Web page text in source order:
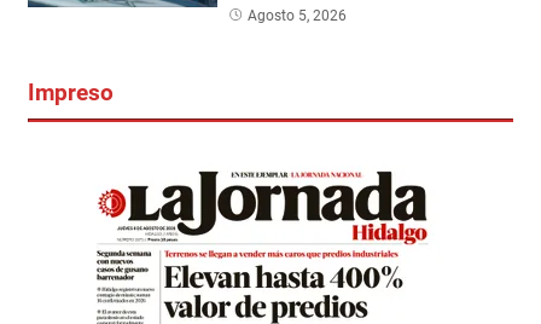
Agosto 5, 2026
Impreso